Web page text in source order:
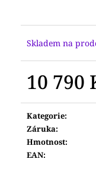
5
Skladem na
10 790
Kategorie:
Záruka:
Hmotnost:
EAN: